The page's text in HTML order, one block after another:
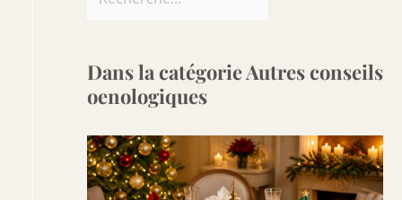
Dans la catégorie Autres conseils
oenologiques